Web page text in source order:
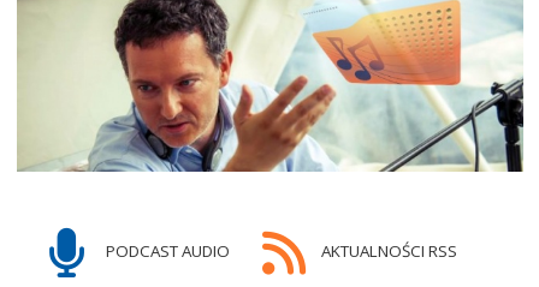
PODCAST AUDIO AKTUALNOŚCI RSS